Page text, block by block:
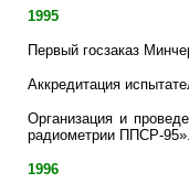
1995
Первый госзаказ
Аккредитация
Организация и
радиометрии ППСР-95».
1996